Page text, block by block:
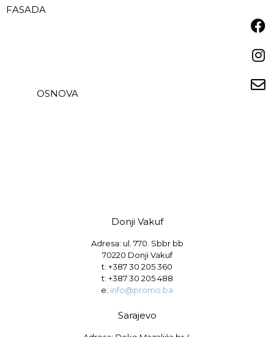
FASADA
OSNOVA
Donji Vakuf
Adresa: ul. 770. Sbbr bb
70220 Donji Vakuf
t: +387 30 205 360
t: +387 30 205 488
e: info@promo.ba
Sarajevo